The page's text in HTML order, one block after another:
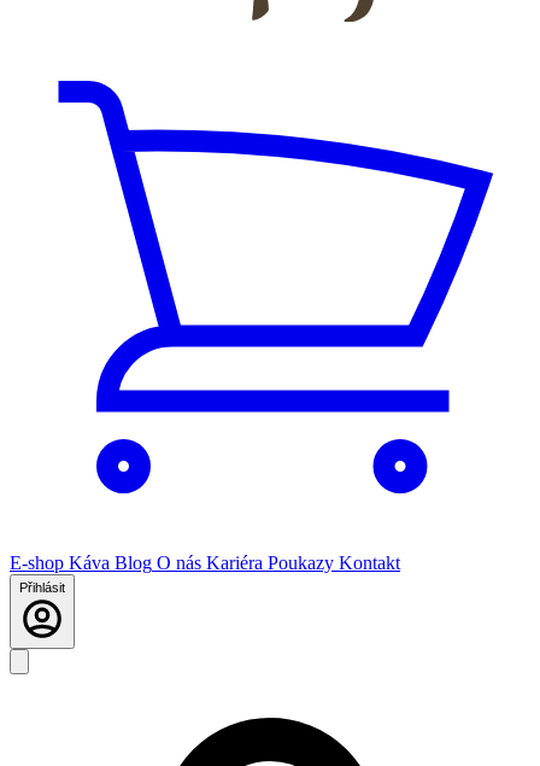
E-shop Káva Blog O nás Kariéra Poukazy Kontakt
Přihlásit